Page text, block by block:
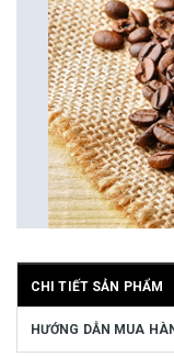
CHI TIẾT SẢN PHẨM
HƯỚNG DẪN MUA